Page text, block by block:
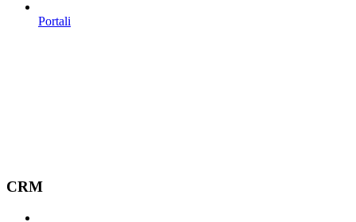
Portali
CRM